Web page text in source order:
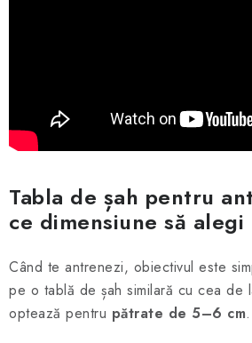
Tabla de șah pentru
ce dimensiune să alegi
Când te antrenezi, obiectivul este
pe o tablă de șah similară cu cea de
optează pentru pătrate de 5–6 cm.